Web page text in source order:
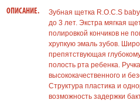
ОПИСАНИЕ.
Зубная щетка R.O.C.S
до 3 лет. Экстра мягкая
полировкой кончиков не
хрупкую эмаль зубов.
препятствующая
полость рта ребенка.
высококачественного и
Структура пластика и
возможность задержки